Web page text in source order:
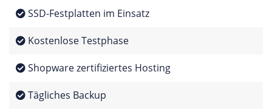
SSD-Festplatten im Einsatz
Kostenlose Testphase
Shopware zertifiziertes Hosting
Tägliches Backup